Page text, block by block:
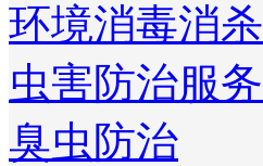
环境消毒消杀
虫害防治服务
臭虫防治